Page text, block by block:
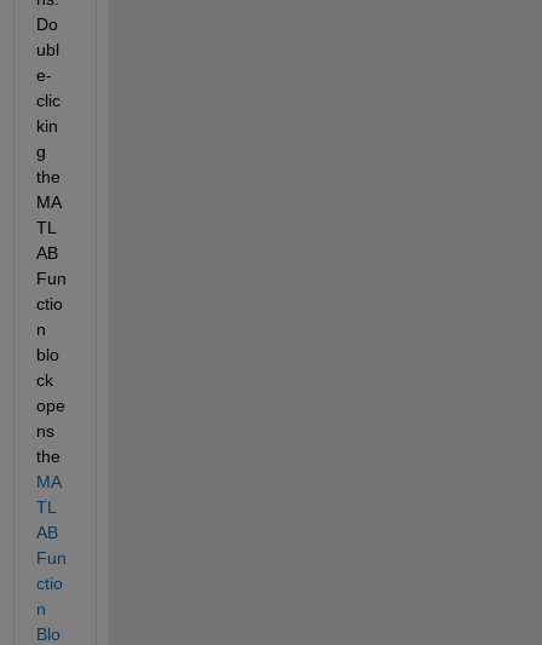
Do
ubl
e-
clic
kin
g
the
MA
TL
AB
Fun
ctio
n
blo
ck
ope
ns
the
MA
TL
AB
Fun
ctio
n
Blo